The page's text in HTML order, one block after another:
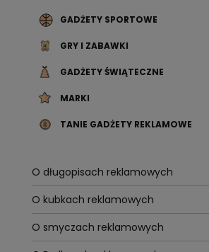
GADŻETY SPORTOWE
GRY I ZABAWKI
GADŻETY ŚWIĄTECZNE
MARKI
TANIE GADŻETY REKLAMOWE
O długopisach reklamowych
O kubkach reklamowych
O smyczach reklamowych